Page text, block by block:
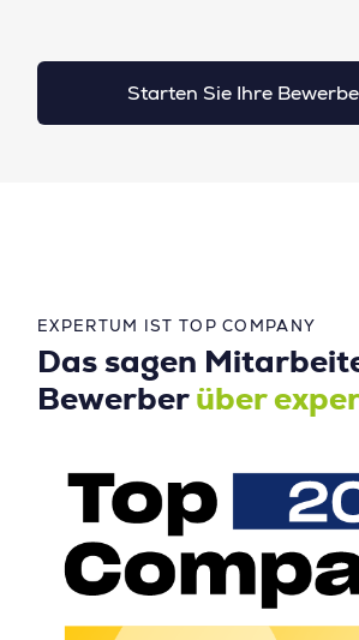
Starten Sie Ihre
EXPERTUM IST TOP COMPANY
Das sagen
Bewerber über